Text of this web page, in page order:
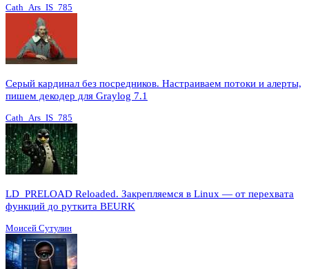
Cath_Ars_IS_785
Серый кардинал без посредников. Настраиваем потоки и алерты,
пишем декодер для Graylog 7.1
Cath_Ars_IS_785
LD_PRELOAD Reloaded. Закрепляемся в Linux — от перехвата
функций до руткита BEURK
Моисей Сутулин